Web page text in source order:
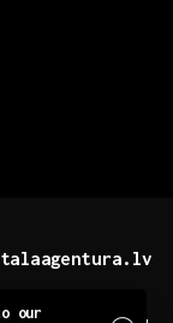
our Close